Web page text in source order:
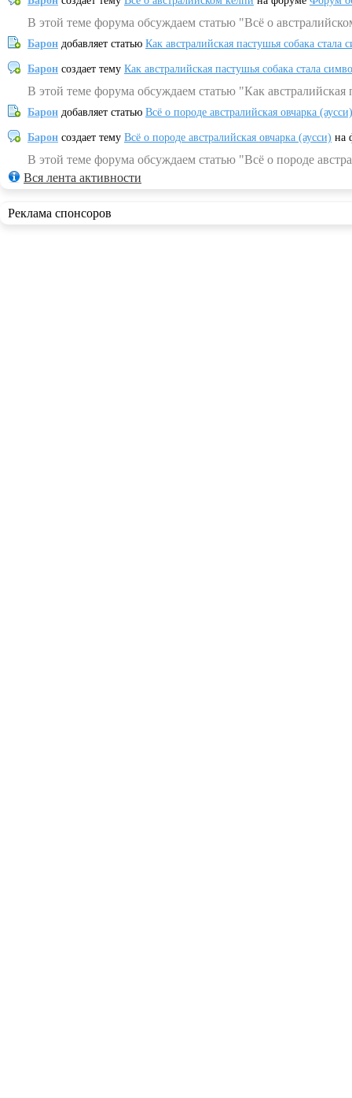
В этой теме форума обсуждаем статью "Всё о
Барон добавляет статью Как австралийская пастушья собака
Барон создает тему Как австралийская пастушья собака стала
В этой теме форума обсуждаем статью "Как
Барон добавляет статью Всё о породе австралийская овчарка (аусси)
Барон создает тему Всё о породе австралийская овчарка (аусси) на
В этой теме форума обсуждаем статью "Всё о породе
Вся лента активности
Реклама спонсоров